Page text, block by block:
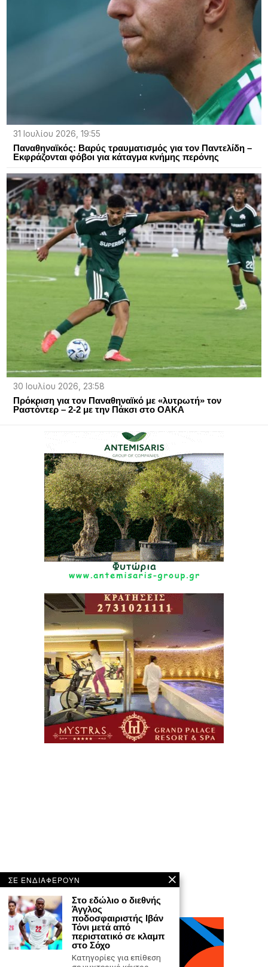
31 Ιουλίου 2026, 19:55
Παναθηναϊκός: Βαρύς τραυματισμός για τον Παντελίδη –
Εκφράζονται φόβοι για κάταγμα κνήμης περόνης
30 Ιουλίου 2026, 23:58
Πρόκριση για τον Παναθηναϊκό με «λυτρωτή» τον
Ραστόντερ – 2-2 με την Πάκσι στο ΟΑΚΑ
ΣΕ ΕΝΔΙΑΦΕΡΟΥΝ
Στο εδώλιο ο διεθνής
Άγγλος
ποδοσφαιριστής Ιβάν
Τόνι μετά από
περιστατικό σε κλαμπ
στο Σόχο
Κατηγορίες για επίθεση